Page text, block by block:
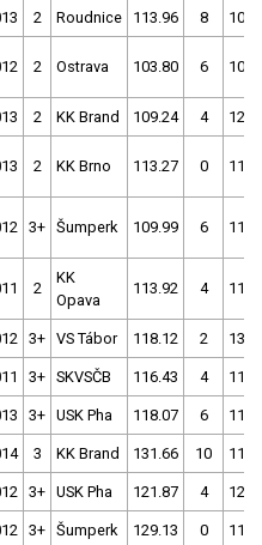
2 Roudnice 113.96 8
2 Ostrava 103.80 6
2 KK Brand 109.24 4
2 KK Brno 113.27 0
3+ Šumperk 109.99 6
2
KK
Opava
113.92 4
3+ VS Tábor 118.12 2
3+ SKVSČB 116.43 4
3+ USK Pha 118.07 6
3 KK Brand 131.66 10
3+ USK Pha 121.87 4
3+ Šumperk 129.13 0